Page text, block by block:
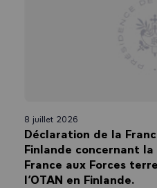
8 juillet 2026
Déclaration de la
Finlande concernant
France aux Forces
l’OTAN en Finlande.